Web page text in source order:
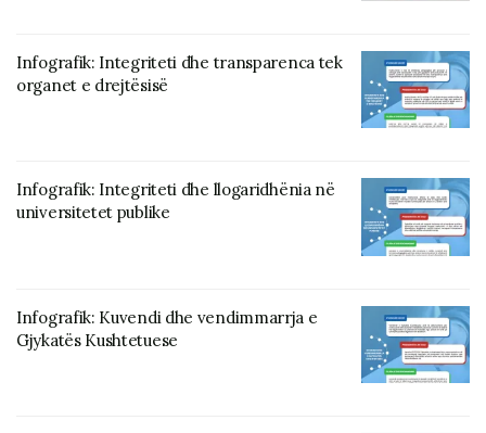
Infografik: Integriteti dhe transparenca tek
organet e drejtësisë
Infografik: Integriteti dhe llogaridhënia në
universitetet publike
Infografik: Kuvendi dhe vendimmarrja e
Gjykatës Kushtetuese